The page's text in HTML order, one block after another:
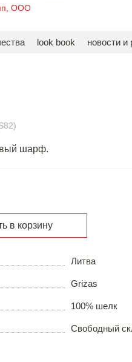
ООО
look book новости и
шарф.
в корзину
Литва
Grizas
100% шелк
Свободный